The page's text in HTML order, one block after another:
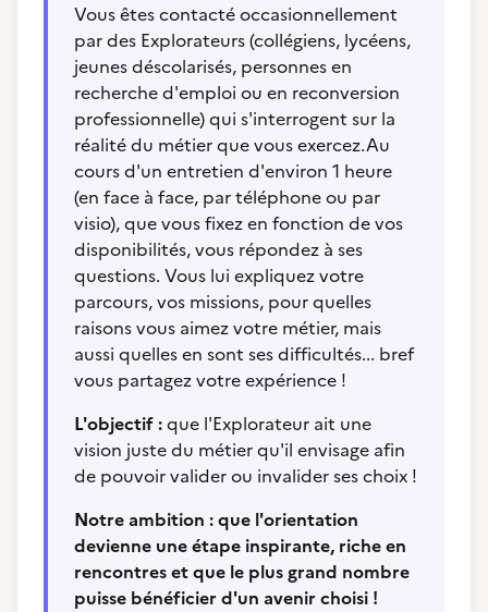
Vous êtes contacté occasionnellement
par des Explorateurs (collégiens, lycéens,
jeunes déscolarisés, personnes en
recherche d'emploi ou en reconversion
professionnelle) qui s'interrogent sur la
réalité du métier que vous exercez.Au
cours d'un entretien d'environ 1 heure
(en face à face, par téléphone ou par
visio), que vous fixez en fonction de vos
disponibilités, vous répondez à ses
questions. Vous lui expliquez votre
parcours, vos missions, pour quelles
raisons vous aimez votre métier, mais
aussi quelles en sont ses difficultés... bref
vous partagez votre expérience !
L'objectif :que l'Explorateur ait une
vision juste du métier qu'il envisage afin
de pouvoir valider ou invalider ses choix !
Notre ambition : que l'orientation
devienne une étape inspirante, riche en
rencontres et que le plus grand nombre
puisse bénéficier d'un avenir choisi !